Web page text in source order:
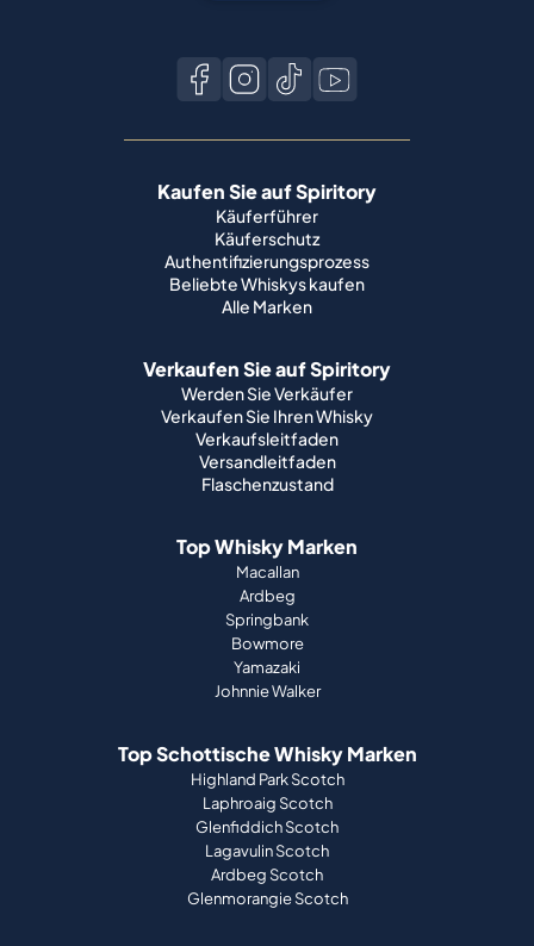
Kaufen Sie auf Spiritory
Käuferführer
Käuferschutz
Authentifizierungsprozess
Beliebte Whiskys kaufen
Alle Marken
Verkaufen Sie auf Spiritory
Werden Sie Verkäufer
Verkaufen Sie Ihren Whisky
Verkaufsleitfaden
Versandleitfaden
Flaschenzustand
Top Whisky Marken
Macallan
Ardbeg
Springbank
Bowmore
Yamazaki
Johnnie Walker
Top Schottische Whisky Marken
Highland Park Scotch
Laphroaig Scotch
Glenfiddich Scotch
Lagavulin Scotch
Ardbeg Scotch
Glenmorangie Scotch